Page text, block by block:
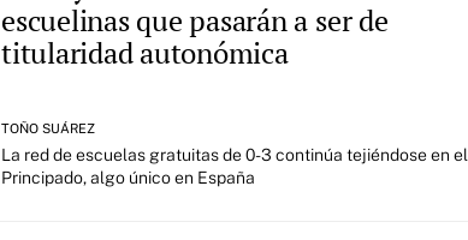
escuelinas que pasarán a ser de
titularidad autonómica
TOÑO SUÁREZ
La red de escuelas gratuitas de 0-3 continúa tejiéndose en el
Principado, algo único en España